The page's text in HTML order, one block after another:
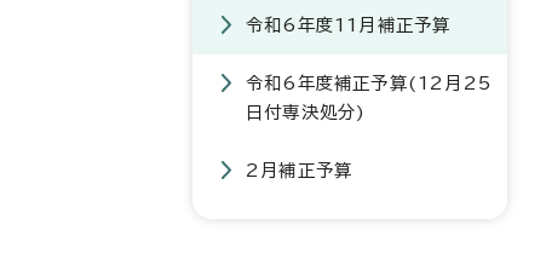
令和6年度11月補正予算
令和6年度補正予算(12月25
日付専決処分)
2月補正予算